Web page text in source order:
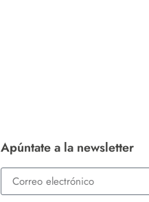
Apúntate a la newsletter